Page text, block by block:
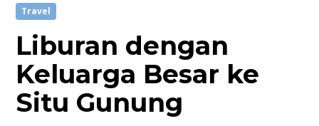
Travel
Liburan dengan
Keluarga Besar ke
Situ Gunung